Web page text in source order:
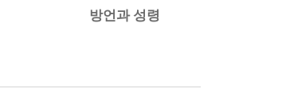
방언과 성령